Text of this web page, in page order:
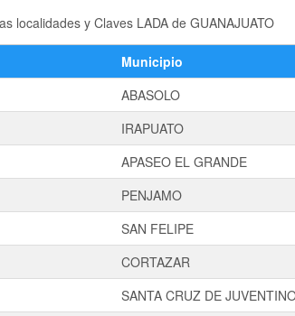
localidades y Claves LADA de GUANAJUATO
Municipio
ABASOLO
IRAPUATO
APASEO EL GRANDE
PENJAMO
SAN FELIPE
CORTAZAR
SANTA CRUZ DE